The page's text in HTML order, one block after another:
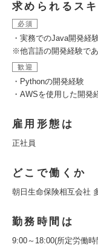
求められるス
必須
・実務でのJava開発経
※他言語の開発経験で
歓迎
・Pythonの開発経験
・AWSを使用した開発
雇用形態は
正社員
どこで働くか
朝日生命保険相互会社
勤務時間は
9:00～18:00(所定労働